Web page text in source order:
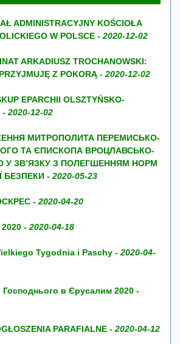
ADMINISTRACYJNY KOŚCIOŁA
W POLSCE - 2020-12-02
ARKADIUSZ TROCHANOWSKI:
Z POKORĄ - 2020-12-02
EPARCHII OLSZTYŃSKO-
- 2020-12-02
МИТРОПОЛИТА ПЕРЕМИСЬКО-
ТА ЄПИСКОПА ВРОЦЛАВСЬКО-
У ЗВ’ЯЗКУ З ПОЛЕГШЕННЯМ НОРМ
БЕЗПЕКИ - 2020-05-23
- 2020-04-20
- 2020-04-18
Tygodnia i Paschy - 2020-04-
в Єрусалим 2020 -
PARAFIALNE - 2020-04-12